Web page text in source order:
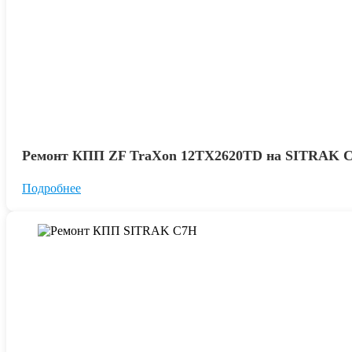
Ремонт КПП ZF TraXon 12TX2620TD на SITRAK
Подробнее